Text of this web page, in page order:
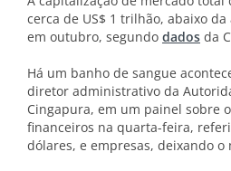
cerca de US$ 1 trilhão, abaixo
em outubro, segundo dados da
Há um banho de sangue
diretor administrativo da
Cingapura, em um painel sobre
financeiros na quarta-feira,
dólares, e empresas, deixando o